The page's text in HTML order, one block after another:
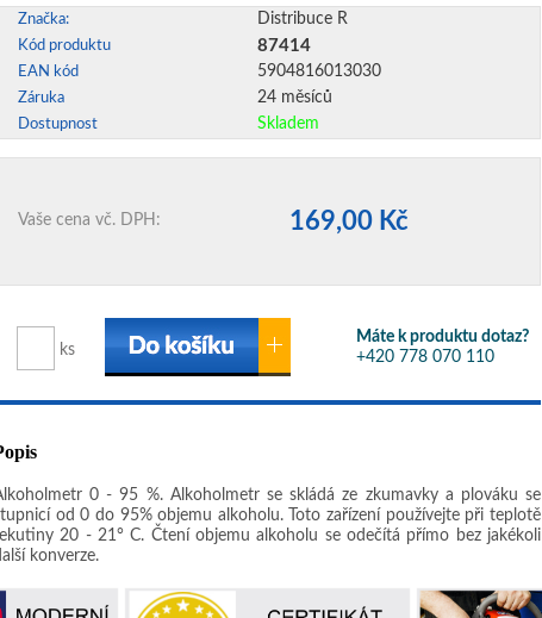
Značka: Distribuce R
Kód produktu 87414
EAN kód 5904816013030
Záruka 24 měsíců
Dostupnost Skladem
Vaše cena vč. DPH: 169,00 Kč
ks
Máte k produktu dotaz?
+420 778 070 110
0 - 95 %. Alkoholmetr se skládá ze zkumavky a plováku se
od 0 do 95% objemu alkoholu. Toto zařízení používejte při teplotě
20 - 21° C. Čtení objemu alkoholu se odečítá přímo bez jakékoli
konverze.